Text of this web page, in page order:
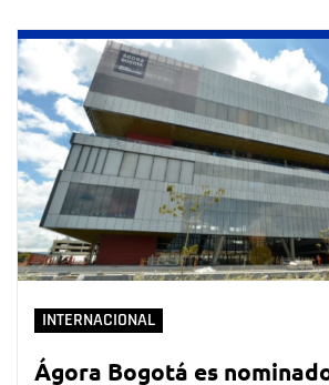
INTERNACIONAL
Ágora Bogotá es